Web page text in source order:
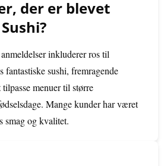
der er blevet
inkluderer ros til
fantastiske sushi, fremragende
menuer til større
Mange kunder har været
smag og kvalitet.